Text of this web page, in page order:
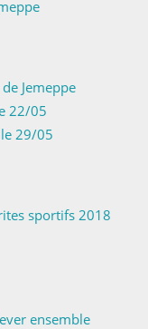
Jemeppe
22/05
le 29/05
sportifs 2018
ensemble